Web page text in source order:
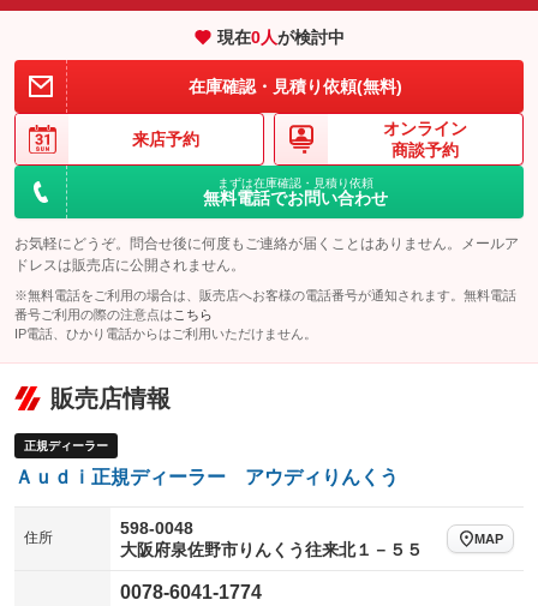
：装備なし
：装備あり
現在0人が検討中
在庫確認・見積り依頼(無料)
来店予約
オンライン
商談予約
まずは在庫確認・見積り依頼
無料電話でお問い合わせ
お気軽にどうぞ。問合せ後に何度もご連絡が届くことはありません。メールア
ドレスは販売店に公開されません。
※無料電話をご利用の場合は、販売店へお客様の電話番号が通知されます。無料電話
番号ご利用の際の注意点は こちら
IP電話、ひかり電話からはご利用いただけません。
販売店情報
正規ディーラー
Ａｕｄｉ正規ディーラー アウディりんくう
住所
598-0048
大阪府泉佐野市りんくう往来北１－５５
MAP
0078-6041-1774